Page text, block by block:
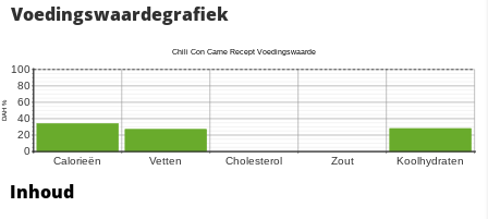
Voedingswaardegrafiek
Inhoud